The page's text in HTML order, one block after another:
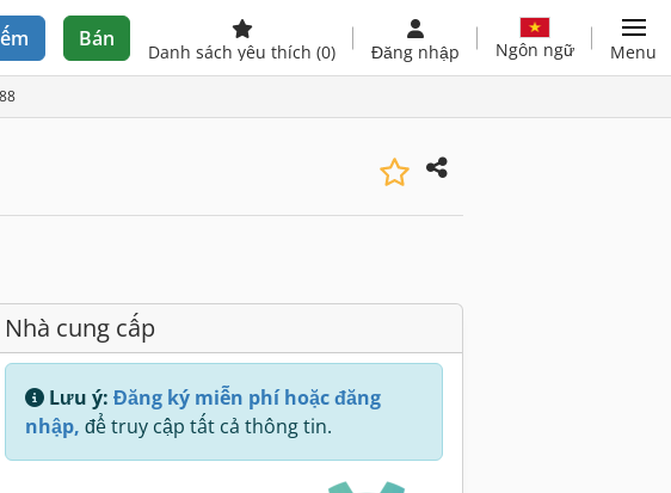
Bán
Danh sách yêu thích (0) Đăng nhập Ngôn ngữ Menu
Nhà cung cấp
Lưu ý: Đăng ký miễn phí hoặc đăng
nhập, để truy cập tất cả thông tin.